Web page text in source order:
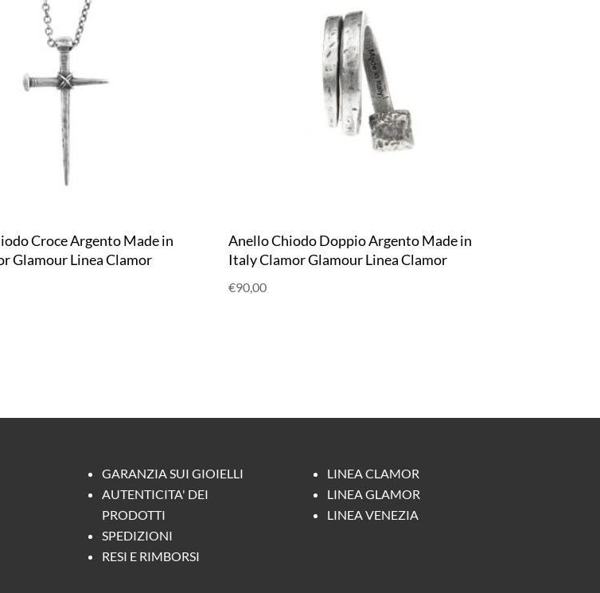
Croce Argento Made in
Glamour Linea Clamor
Anello Chiodo Doppio Argento Made in
Italy Clamor Glamour Linea Clamor
€90,00
GARANZIA SUI GIOIELLI
AUTENTICITA' DEI
PRODOTTI
SPEDIZIONI
RESI E RIMBORSI
LINEA CLAMOR
LINEA GLAMOR
LINEA VENEZIA